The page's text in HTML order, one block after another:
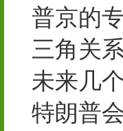
普京的
三角关
未来几
特朗普